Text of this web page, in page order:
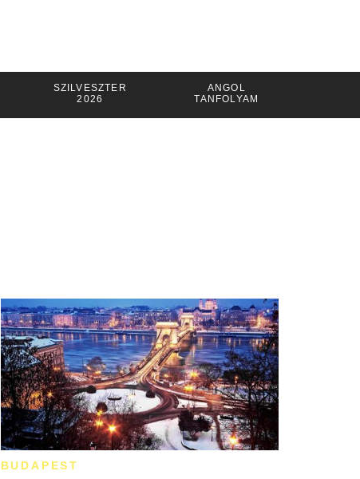
SZILVESZTER
2026
ANGOL
TANFOLYAM
BUDAPEST